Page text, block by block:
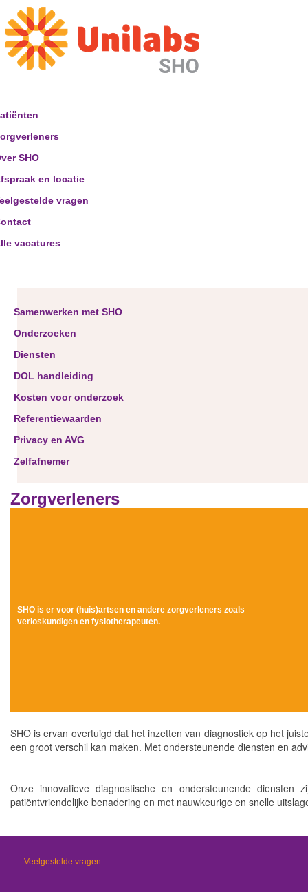
SHO
en locatie
vragen
vacatures
Samenwerken met SHO
Onderzoeken
Diensten
DOL handleiding
Kosten voor onderzoek
Referentiewaarden
Privacy en AVG
Zelfafnemer
Zorgverleners
SHO is er voor (huis)artsen en andere zorgverleners zoals
verloskundigen en fysiotherapeuten.
SHO is ervan overtuigd dat het inzetten van diagnostiek op het
een groot verschil kan maken. Met ondersteunende diensten en
Onze innovatieve diagnostische en ondersteunende
patiëntvriendelijke benadering en met nauwkeurige en snelle
Veelgestelde vragen